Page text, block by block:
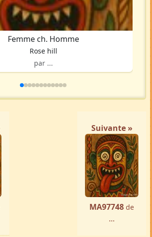
Femme ch. Homme
Rose hill
par ...
Suivante »
MA97748 de
...